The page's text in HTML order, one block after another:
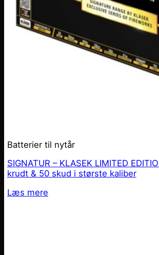
Batterier til nytår
SIGNATUR – KLASEK LIMITED
krudt & 50 skud i største kaliber
Læs mere